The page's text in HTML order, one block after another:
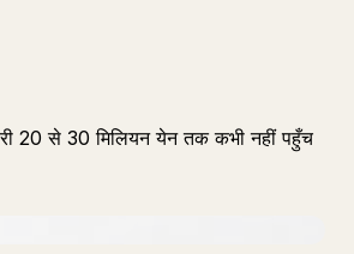
20 से 30 मिलियन येन तक कभी नहीं पहुँच